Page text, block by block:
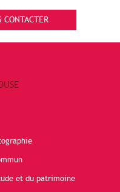
CONTACTER
et du patrimoine